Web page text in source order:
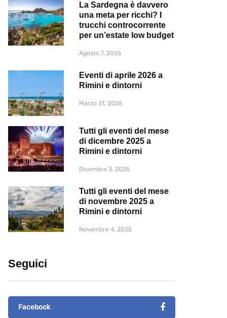
La Sardegna è davvero
una meta per ricchi? I
trucchi controcorrente
per un’estate low budget
Agosto 7, 2026
Eventi di aprile 2026 a
Rimini e dintorni
Marzo 31, 2026
Tutti gli eventi del mese
di dicembre 2025 a
Rimini e dintorni
Dicembre 3, 2025
Tutti gli eventi del mese
di novembre 2025 a
Rimini e dintorni
Novembre 4, 2025
Seguici
Facebook